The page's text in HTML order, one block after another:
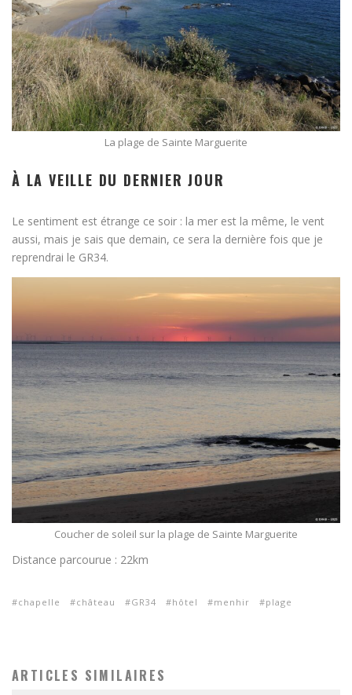
La plage de Sainte Marguerite
À LA VEILLE DU DERNIER JOUR
Le sentiment est étrange ce soir : la mer est la même, le vent
aussi, mais je sais que demain, ce sera la dernière fois que je
reprendrai le GR34.
Coucher de soleil sur la plage de Sainte Marguerite
Distance parcourue : 22km
chapelle château GR34 hôtel menhir plage
ARTICLES SIMILAIRES